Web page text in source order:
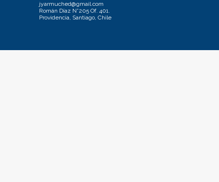
jyarmuched@gmail.com
Román Díaz N°205 Of. 401.
Providencia, Santiago, Chile